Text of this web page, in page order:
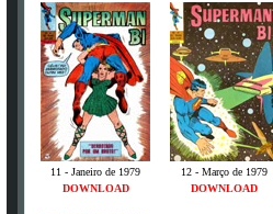
11 - Janeiro de 1979
12 - Março de 1979
DOWNLOAD
DOWNLOAD